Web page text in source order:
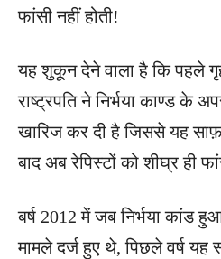
फांसी नहीं होती!
यह शुकून देने वाला है कि पहले
राष्ट्रपति ने निर्भया काण्ड के
खारिज कर दी है जिससे यह
बाद अब रेपिस्टों को शीघ्र ही
बर्ष 2012 में जब निर्भया कांड
मामले दर्ज हुए थे, पिछले वर्ष यह